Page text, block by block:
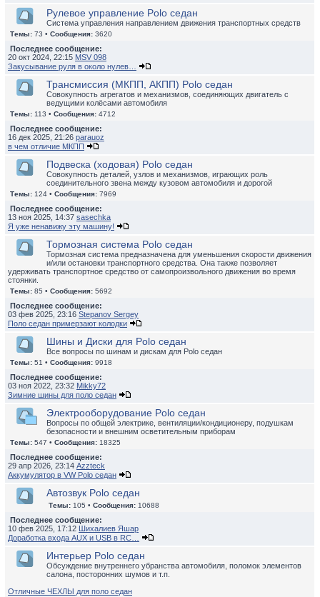
Рулевое управление Polo седан
Система управления направлением движения транспортных средств
Темы: 73 • Сообщения: 3620
Последнее сообщение:
20 окт 2024, 22:15 MSV 098
Закусывание руля в около нулев…
Трансмиссия (МКПП, АКПП) Polo седан
Совокупность агрегатов и механизмов, соединяющих двигатель с
ведущими колёсами автомобиля
Темы: 113 • Сообщения: 4712
Последнее сообщение:
16 дек 2025, 21:26 parauoz
в чем отличие МКПП
Подвеска (ходовая) Polo седан
Совокупность деталей, узлов и механизмов, играющих роль
соединительного звена между кузовом автомобиля и дорогой
Темы: 124 • Сообщения: 7969
Последнее сообщение:
13 ноя 2025, 14:37 sasechka
Я уже ненавижу эту машину!
Тормозная система Polo седан
Тормозная система предназначена для уменьшения скорости движения
и/или остановки транспортного средства. Она также позволяет
удерживать транспортное средство от самопроизвольного движения во время
стоянки.
Темы: 85 • Сообщения: 5692
Последнее сообщение:
03 фев 2025, 23:16 Stepanov Sergey
Поло седан примерзают колодки
Шины и Диски для Polo седан
Все вопросы по шинам и дискам для Polo седан
Темы: 51 • Сообщения: 9918
Последнее сообщение:
03 ноя 2022, 23:32 Mikky72
Зимние шины для поло седан
Электрооборудование Polo седан
Вопросы по общей электрике, вентиляции/кондиционеру, подушкам
безопасности и внешним осветительным приборам
Темы: 547 • Сообщения: 18325
Последнее сообщение:
29 апр 2026, 23:14 Azzteck
Аккумулятор в VW Polo седан
Автозвук Polo седан
Темы: 105 • Сообщения: 10688
Последнее сообщение:
10 фев 2025, 17:12 Шихалиев Яшар
Доработка входа AUX и USB в RC…
Интерьер Polo седан
Обсуждение внутреннего убранства автомобиля, поломок элементов
салона, посторонних шумов и т.п.
Отличные ЧЕХЛЫ для поло седан